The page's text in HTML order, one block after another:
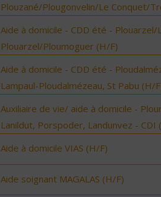
Plouzané/Plougonvelin/Le Conquet/
Aide à domicile - CDD été - Plouarzel/
Plouarzel/Ploumoguer (H/F)
Aide à domicile - CDD été -
Lampaul-Ploudalmézeau, St Pabu (H/
Auxiliaire de vie/ aide à domicile -
Lanildut, Porspoder, Landunvez - CDI
Aide à domicile VIAS (H/F)
Aide soignant MAGALAS (H/F)